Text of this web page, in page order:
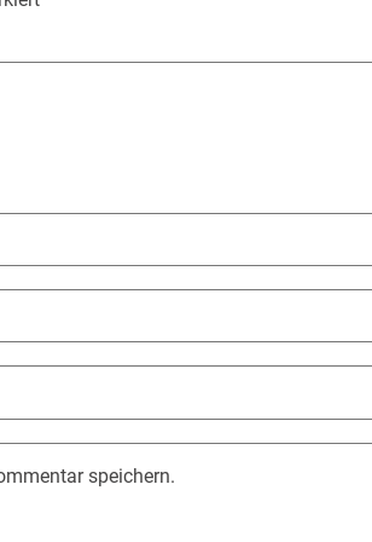
speichern.